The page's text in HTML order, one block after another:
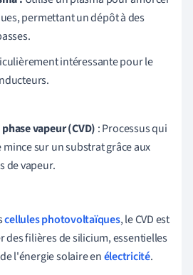
permettant un dépôt à des
intéressante pour le
vapeur (CVD) : Processus qui
sur un substrat grâce aux
de vapeur.
cellules photovoltaïques, le CVD est
des filières de silicium, essentielles
l'énergie solaire enélectricité.